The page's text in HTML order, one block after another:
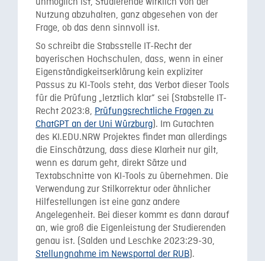
unmöglich ist, Studierende wirklich von der
Nutzung abzuhalten, ganz abgesehen von der
Frage, ob das denn sinnvoll ist.
So schreibt die Stabsstelle IT-Recht der
bayerischen Hochschulen, dass, wenn in einer
Eigenständigkeitserklärung kein expliziter
Passus zu KI-Tools steht, das Verbot dieser Tools
für die Prüfung „letztlich klar” sei (Stabstelle IT-
Recht 2023:8, Prüfungsrechtliche Fragen zu
ChatGPT an der Uni Würzburg). Im Gutachten
des KI.EDU.NRW Projektes findet man allerdings
die Einschätzung, dass diese Klarheit nur gilt,
wenn es darum geht, direkt Sätze und
Textabschnitte von KI-Tools zu übernehmen. Die
Verwendung zur Stilkorrektur oder ähnlicher
Hilfestellungen ist eine ganz andere
Angelegenheit. Bei dieser kommt es dann darauf
an, wie groß die Eigenleistung der Studierenden
genau ist. (Salden und Leschke 2023:29-30,
Stellungnahme im Newsportal der RUB).